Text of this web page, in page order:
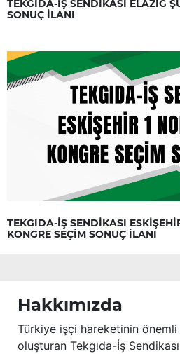
TEKGIDA-İŞ SENDİKASI ELAZIĞ
SONUÇ İLANI
TEKGIDA-İŞ SENDİKASI
KONGRE SEÇİM SONUÇ İLANI
Hakkımızda
Türkiye işçi hareketinin önemli
oluşturan Tekgıda-İş